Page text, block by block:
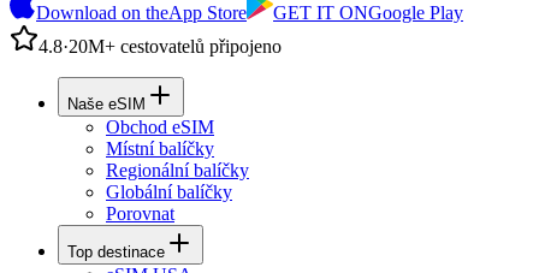
Download on theApp Store GET IT ONGoogle Play
4.8·20M+ cestovatelů připojeno
Naše eSIM
Obchod eSIM
Místní balíčky
Regionální balíčky
Globální balíčky
Porovnat
Top destinace